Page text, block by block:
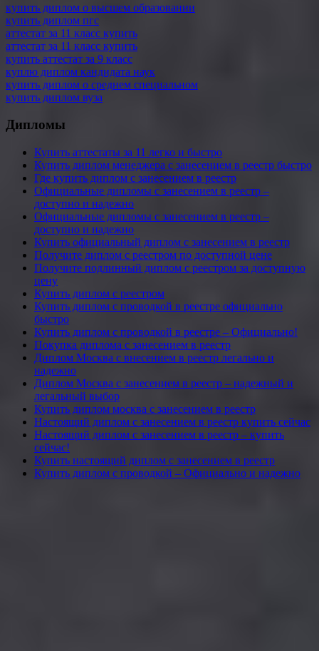
купить диплом о высшем образовании
купить диплом пгс
аттестат за 11 класс купить
аттестат за 11 класс купить
купить аттестат за 9 класс
куплю диплом кандидата наук
купить диплом о среднем специальном
купить диплом вуза
Дипломы
Купить аттестаты за 11 легко и быстро
Купить диплом менеджера с занесением в реестр быстро
Где купить диплом с занесением в реестр
Официальные дипломы с занесением в реестр –
доступно и надежно
Официальные дипломы с занесением в реестр –
доступно и надежно
Купить официальный диплом с занесением в реестр
Получите диплом с реестром по доступной цене
Получите подлинный диплом с реестром за доступную
цену
Купить диплом с реестром
Купить диплом с проводкой в реестре официально
быстро
Купить диплом с проводкой в реестре – Официально!
Покупка диплома с занесением в реестр
Диплом Москва с внесением в реестр легально и
надежно
Диплом Москва с занесением в реестр – надежный и
легальный выбор
Купить диплом москва с занесением в реестр
Настоящий диплом с занесением в реестр купить сейчас
Настоящий диплом с занесением в реестр – купить
сейчас!
Купить настоящий диплом с занесением в реестр
Купить диплом с проводкой – Официально и надежно